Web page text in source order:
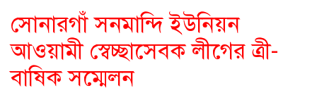
সোনারগাঁ সনমান্দি ইউনিয়ন
আওয়ামী স্বেচ্ছাসেবক লীগের ত্রী-
বাষিক সম্মেলন